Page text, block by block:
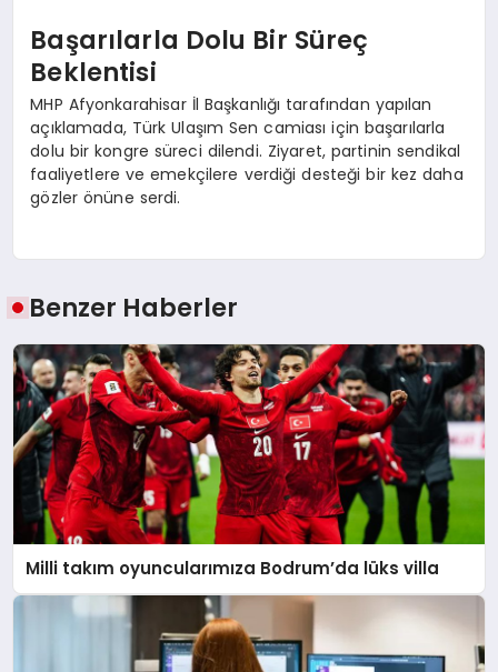
Başarılarla Dolu Bir Süreç
Beklentisi
MHP Afyonkarahisar İl Başkanlığı tarafından yapılan
açıklamada, Türk Ulaşım Sen camiası için başarılarla
dolu bir kongre süreci dilendi. Ziyaret, partinin sendikal
faaliyetlere ve emekçilere verdiği desteği bir kez daha
gözler önüne serdi.
Benzer Haberler
Milli takım oyuncularımıza Bodrum’da lüks villa